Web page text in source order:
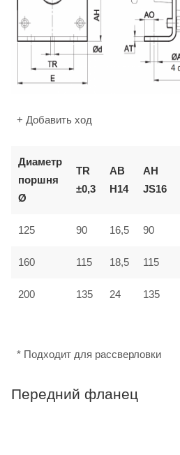
+ Добавить ход
Диаметр
поршня
Ø
TR
±0,3
AB
H14
AH
JS16
125 90 16,5 90
160 115 18,5 115
200 135 24 135
* Подходит для рассверловки
Передний фланец